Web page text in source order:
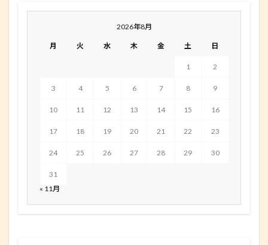
2026年8月
月 火 水 木 金 土 日
1 2
3 4 5 6 7 8 9
10 11 12 13 14 15 16
17 18 19 20 21 22 23
24 25 26 27 28 29 30
31
« 11月